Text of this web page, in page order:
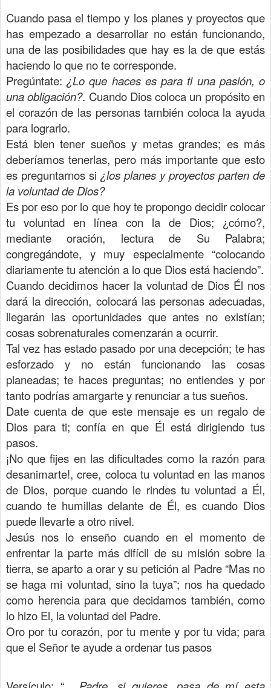
Cuando pasa el tiempo y los planes y proyectos que
has empezado a desarrollar no están funcionando,
una de las posibilidades que hay es la de que estás
haciendo lo que no te corresponde.
Pregúntate: ¿Lo que haces es para ti una pasión, o
una obligación?. Cuando Dios coloca un propósito en
el corazón de las personas también coloca la ayuda
para lograrlo.
Está bien tener sueños y metas grandes; es más
deberíamos tenerlas, pero más importante que esto
es preguntarnos si ¿los planes y proyectos parten de
la voluntad de Dios?
Es por eso por lo que hoy te propongo decidir colocar
tu voluntad en línea con la de Dios; ¿cómo?,
mediante oración, lectura de Su Palabra;
congregándote, y muy especialmente “colocando
diariamente tu atención a lo que Dios está haciendo”.
Cuando decidimos hacer la voluntad de Dios Él nos
dará la dirección, colocará laspersonas adecuadas,
llegarán las oportunidades que antes no existían;
cosas sobrenaturales comenzarán a ocurrir.
Tal vez has estado pasado por una decepción; te has
esforzado y no están funcionando las cosas
planeadas; te haces preguntas; no entiendes y por
tanto podrías amargarte y renunciar a tus sueños.
Date cuenta de que este mensaje es un regalo de
Dios para ti; confía en que Él está dirigiendo tus
pasos.
¡No que fijes en las dificultades como la razón para
desanimarte!, cree, coloca tu voluntad en las manos
de Dios, porque cuando le rindes tu voluntad a Él,
cuando te humillas delante de Él, es cuando Dios
puede llevarte a otro nivel.
Jesús nos lo enseño cuando en el momento de
enfrentar la parte más difícil de su misión sobre la
tierra, se aparto a orar y su petición al Padre “Mas no
se haga mi voluntad, sino la tuya”; nos ha quedado
como herencia para que decidamos también, como
lo hizo El, la voluntad del Padre.
Oro por tu corazón, por tu mente y por tu vida; para
que el Señor te ayude a ordenar tus pasos